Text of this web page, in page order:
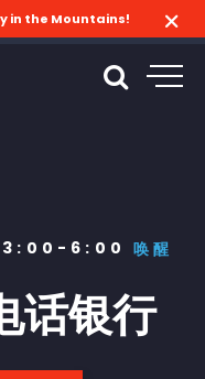
in the Mountains!
3:00-6:00唤醒
话银行